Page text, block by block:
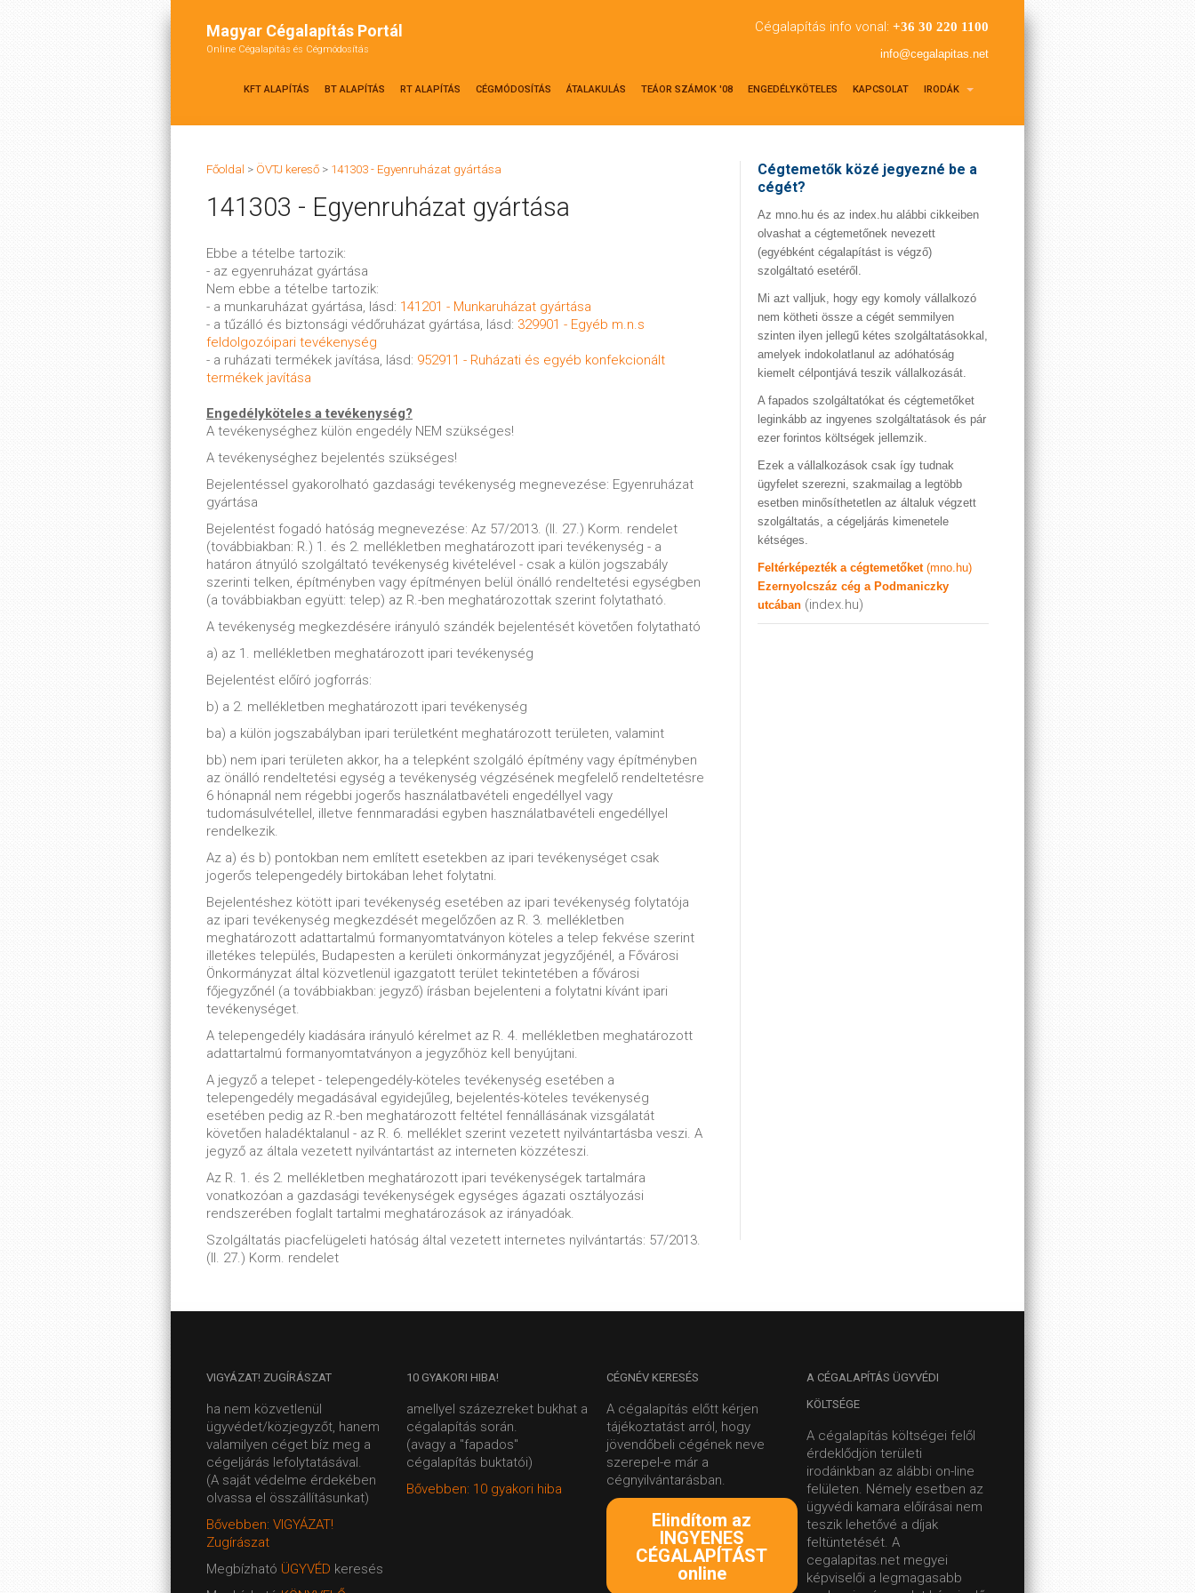
Magyar Cégalapítás Portál
Online Cégalapítás és Cégmódosítás
Cégalapítás info vonal: +36 30 220 1100
info@cegalapitas.net
KFT ALAPÍTÁS BT ALAPÍTÁS RT ALAPÍTÁS CÉGMÓDOSÍTÁS ÁTALAKULÁS TEÁOR SZÁMOK '08 ENGEDÉLYKÖTELES KAPCSOLAT IRODÁK
Főoldal > ÖVTJ kereső > 141303 - Egyenruházat gyártása
141303 - Egyenruházat gyártása
Ebbe a tételbe tartozik:
- az egyenruházat gyártása
Nem ebbe a tételbe tartozik:
- a munkaruházat gyártása, lásd: 141201 - Munkaruházat gyártása
- a tűzálló és biztonsági védőruházat gyártása, lásd: 329901 - Egyéb m.n.s
feldolgozóipari tevékenység
- a ruházati termékek javítása, lásd: 952911 - Ruházati és egyéb konfekcionált
termékek javítása
Engedélyköteles a tevékenység?
A tevékenységhez külön engedély NEM szükséges!
A tevékenységhez bejelentés szükséges!
Bejelentéssel gyakorolható gazdasági tevékenység megnevezése: Egyenruházat
gyártása
Bejelentést fogadó hatóság megnevezése: Az 57/2013. (II. 27.) Korm. rendelet
(továbbiakban: R.) 1. és 2. mellékletben meghatározott ipari tevékenység - a
határon átnyúló szolgáltató tevékenység kivételével - csak a külön jogszabály
szerinti telken, építményben vagy építményen belül önálló rendeltetési egységben
(a továbbiakban együtt: telep) az R.-ben meghatározottak szerint folytatható.
A tevékenység megkezdésére irányuló szándék bejelentését követően folytatható
a) az 1. mellékletben meghatározott ipari tevékenység
Bejelentést előíró jogforrás:
b) a 2. mellékletben meghatározott ipari tevékenység
ba) a külön jogszabályban ipari területként meghatározott területen, valamint
bb) nem ipari területen akkor, ha a telepként szolgáló építmény vagy építményben
az önálló rendeltetési egység a tevékenység végzésének megfelelő rendeltetésre
6 hónapnál nem régebbi jogerős használatbavételi engedéllyel vagy
tudomásulvétellel, illetve fennmaradási egyben használatbavételi engedéllyel
rendelkezik.
Az a) és b) pontokban nem említett esetekben az ipari tevékenységet csak
jogerős telepengedély birtokában lehet folytatni.
Bejelentéshez kötött ipari tevékenység esetében az ipari tevékenység folytatója
az ipari tevékenység megkezdését megelőzően az R. 3. mellékletben
meghatározott adattartalmú formanyomtatványon köteles a telep fekvése szerint
illetékes település, Budapesten a kerületi önkormányzat jegyzőjénél, a Fővárosi
Önkormányzat által közvetlenül igazgatott terület tekintetében a fővárosi
főjegyzőnél (a továbbiakban: jegyző) írásban bejelenteni a folytatni kívánt ipari
tevékenységet.
A telepengedély kiadására irányuló kérelmet az R. 4. mellékletben meghatározott
adattartalmú formanyomtatványon a jegyzőhöz kell benyújtani.
A jegyző a telepet - telepengedély-köteles tevékenység esetében a
telepengedély megadásával egyidejűleg, bejelentés-köteles tevékenység
esetében pedig az R.-ben meghatározott feltétel fennállásának vizsgálatát
követően haladéktalanul - az R. 6. melléklet szerint vezetett nyilvántartásba veszi. A
jegyző az általa vezetett nyilvántartást az interneten közzéteszi.
Az R. 1. és 2. mellékletben meghatározott ipari tevékenységek tartalmára
vonatkozóan a gazdasági tevékenységek egységes ágazati osztályozási
rendszerében foglalt tartalmi meghatározások az irányadóak.
Szolgáltatás piacfelügeleti hatóság által vezetett internetes nyilvántartás: 57/2013.
(II. 27.) Korm. rendelet
Cégtemetők közé jegyezné be a
cégét?
Az mno.hu és az index.hu alábbi cikkeiben
olvashat a cégtemetőnek nevezett
(egyébként cégalapítást is végző)
szolgáltató esetéről.
Mi azt valljuk, hogy egy komoly vállalkozó
nem kötheti össze a cégét semmilyen
szinten ilyen jellegű kétes szolgáltatásokkal,
amelyek indokolatlanul az adóhatóság
kiemelt célpontjává teszik vállalkozását.
A fapados szolgáltatókat és cégtemetőket
leginkább az ingyenes szolgáltatások és pár
ezer forintos költségek jellemzik.
Ezek a vállalkozások csak így tudnak
ügyfelet szerezni, szakmailag a legtöbb
esetben minősíthetetlen az általuk végzett
szolgáltatás, a cégeljárás kimenetele
kétséges.
Feltérképezték a cégtemetőket (mno.hu)
Ezernyolcszáz cég a Podmaniczky
utcában (index.hu)
VIGYÁZAT! ZUGÍRÁSZAT
ha nem közvetlenül
ügyvédet/közjegyzőt, hanem
valamilyen céget bíz meg a
cégeljárás lefolytatásával.
(A saját védelme érdekében
olvassa el összállításunkat)
Bővebben: VIGYÁZAT!
Zugírászat
Megbízható ÜGYVÉD keresés
10 GYAKORI HIBA!
amellyel százezreket bukhat a
cégalapítás során.
(avagy a "fapados"
cégalapítás buktatói)
Bővebben: 10 gyakori hiba
CÉGNÉV KERESÉS
A cégalapítás előtt kérjen
tájékoztatást arról, hogy
jövendőbeli cégének neve
szerepel-e már a
cégnyilvántarásban.
Elindítom az
INGYENES
CÉGALAPÍTÁST
online
A CÉGALAPÍTÁS ÜGYVÉDI
KÖLTSÉGE
A cégalapítás költségei felől
érdeklődjön területi
irodáinkban az alábbi on-line
felületen. Némely esetben az
ügyvédi kamara előírásai nem
teszik lehetővé a díjak
feltüntetését. A
cegalapitas.net megyei
képviselői a legmagasabb